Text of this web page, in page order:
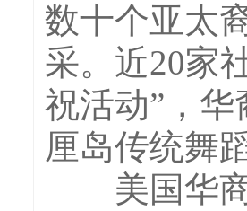
数十个亚太
采。近20家
祝活动”，
厘岛传统舞
美国华商